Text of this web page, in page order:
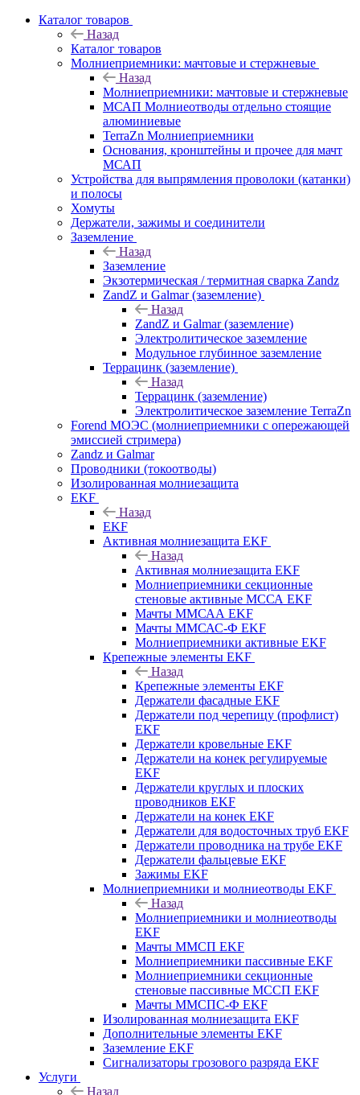
Каталог товаров
Назад
Каталог товаров
Молниеприемники: мачтовые и стержневые
Назад
Молниеприемники: мачтовые и стержневые
МСАП Молниеотводы отдельно стоящие
алюминиевые
TerraZn Молниеприемники
Основания, кронштейны и прочее для мачт
МСАП
Устройства для выпрямления проволоки (катанки)
и полосы
Хомуты
Держатели, зажимы и соединители
Заземление
Назад
Заземление
Экзотермическая / термитная сварка Zandz
ZandZ и Galmar (заземление)
Назад
ZandZ и Galmar (заземление)
Электролитическое заземление
Модульное глубинное заземление
Террацинк (заземление)
Назад
Террацинк (заземление)
Электролитическое заземление TerraZn
Forend МОЭС (молниеприемники с опережающей
эмиссией стримера)
Zandz и Galmar
Проводники (токоотводы)
Изолированная молниезащита
EKF
Назад
EKF
Активная молниезащита EKF
Назад
Активная молниезащита EKF
Молниеприемники секционные
стеновые активные МССА EKF
Мачты ММСАА EKF
Мачты ММСАС-Ф EKF
Молниеприемники активные EKF
Крепежные элементы EKF
Назад
Крепежные элементы EKF
Держатели фасадные EKF
Держатели под черепицу (профлист)
EKF
Держатели кровельные EKF
Держатели на конек регулируемые
EKF
Держатели круглых и плоских
проводников EKF
Держатели на конек EKF
Держатели для водосточных труб EKF
Держатели проводника на трубе EKF
Держатели фальцевые EKF
Зажимы EKF
Молниеприемники и молниеотводы EKF
Назад
Молниеприемники и молниеотводы
EKF
Мачты ММСП EKF
Молниеприемники пассивные EKF
Молниеприемники секционные
стеновые пассивные МССП EKF
Мачты ММСПС-Ф EKF
Изолированная молниезащита EKF
Дополнительные элементы EKF
Заземление EKF
Сигнализаторы грозового разряда EKF
Услуги
Назад